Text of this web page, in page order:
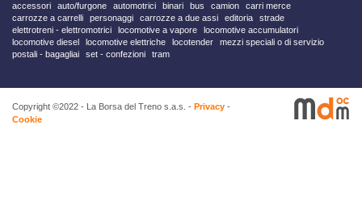
accessori auto/furgone automotrici binari bus camion
carri merce
carrozze a carrelli
personaggi carrozze a due assi editoria
strade
elettrotreni - elettromotrici
locomotive a vapore
locomotive accumulatori
locomotive diesel
locomotive elettriche locotender
mezzi speciali o di servizio
postali - bagagliai
set - confezioni tram
Copyright ©2022 - La Borsa del Treno s.a.s. - Privacy -
Cookie